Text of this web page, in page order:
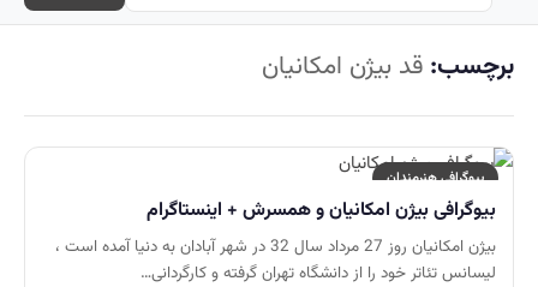
برچسب: قد بیژن امکانیان
بیوگرافی هنرمندان
بیوگرافی بیژن امکانیان و همسرش + اینستاگرام
بیژن امکانیان روز 27 مرداد سال 32 در شهر آبادان به دنیا آمده است ،
لیسانس تئاتر خود را از دانشگاه تهران گرفته و کارگردانی…